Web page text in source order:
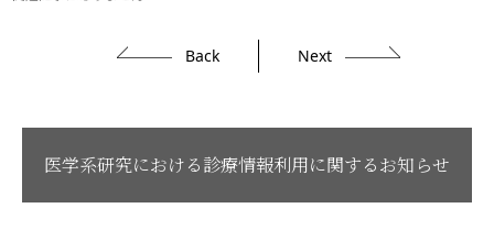
Back Next
医学系研究における診療情報利用に関するお知らせ